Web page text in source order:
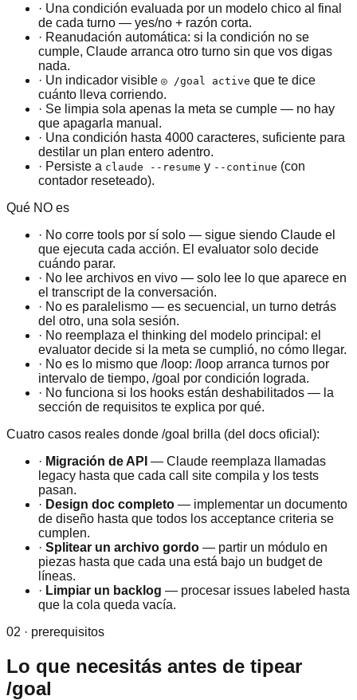
· Una condición evaluada por un modelo chico al final
de cada turno — yes/no + razón corta.
· Reanudación automática: si la condición no se
cumple, Claude arranca otro turno sin que vos digas
nada.
· Un indicador visible ◎ /goal active que te dice
cuánto lleva corriendo.
· Se limpia sola apenas la meta se cumple — no hay
que apagarla manual.
· Una condición hasta 4000 caracteres, suficiente para
destilar un plan entero adentro.
· Persiste a claude --resume y --continue (con
contador reseteado).
Qué NO es
· No corre tools por sí solo — sigue siendo Claude el
que ejecuta cada acción. El evaluator solo decide
cuándo parar.
· No lee archivos en vivo — solo lee lo que aparece en
el transcript de la conversación.
· No es paralelismo — es secuencial, un turno detrás
del otro, una sola sesión.
· No reemplaza el thinking del modelo principal: el
evaluator decide si la meta se cumplió, no cómo llegar.
· No es lo mismo que /loop: /loop arranca turnos por
intervalo de tiempo, /goal por condición lograda.
· No funciona si los hooks están deshabilitados — la
sección de requisitos te explica por qué.
Cuatro casos reales donde /goal brilla (del docs oficial):
· Migración de API — Claude reemplaza llamadas
legacy hasta que cada call site compila y los tests
pasan.
· Design doc completo — implementar un documento
de diseño hasta que todos los acceptance criteria se
cumplen.
· Splitear un archivo gordo — partir un módulo en
piezas hasta que cada una está bajo un budget de
líneas.
· Limpiar un backlog — procesar issues labeled hasta
que la cola queda vacía.
02 · prerequisitos
Lo que necesitás antes de tipear
/goal